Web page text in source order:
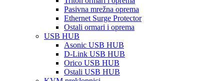
Pasivna mrežna oprema
Ethernet Surge Protector
Ostali ormari i oprema
USB HUB
Asonic USB HUB
D-Link USB HUB
Orico USB HUB
Ostali USB HUB